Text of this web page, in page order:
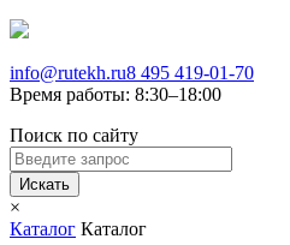
info@rutekh.ru8 495 419-01-70
Время работы: 8:30–18:00
Поиск по сайту
Искать
×
Каталог Каталог